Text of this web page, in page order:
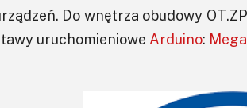
Do wnętrza obudowy
uruchomieniowe Arduino: Mega